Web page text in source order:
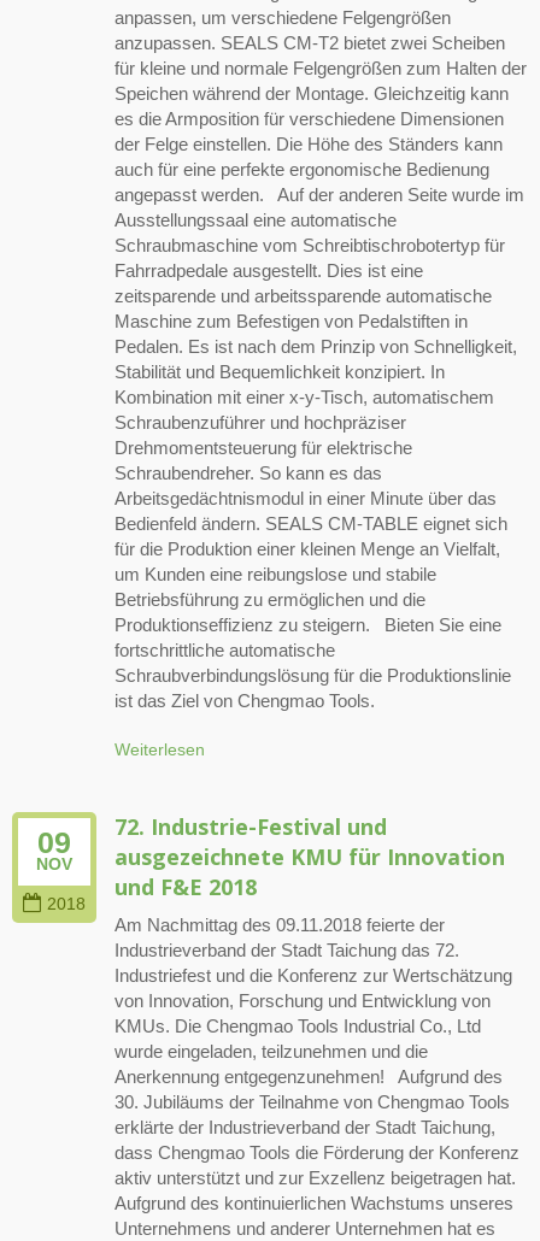
anpassen, um verschiedene Felgengrößen
anzupassen. SEALS CM-T2 bietet zwei Scheiben
für kleine und normale Felgengrößen zum Halten der
Speichen während der Montage. Gleichzeitig kann
es die Armposition für verschiedene Dimensionen
der Felge einstellen. Die Höhe des Ständers kann
auch für eine perfekte ergonomische Bedienung
angepasst werden. Auf der anderen Seite wurde im
Ausstellungssaal eine automatische
Schraubmaschine vom Schreibtischrobotertyp für
Fahrradpedale ausgestellt. Dies ist eine
zeitsparende und arbeitssparende automatische
Maschine zum Befestigen von Pedalstiften in
Pedalen. Es ist nach dem Prinzip von Schnelligkeit,
Stabilität und Bequemlichkeit konzipiert. In
Kombination mit einer x-y-Tisch, automatischem
Schraubenzuführer und hochpräziser
Drehmomentsteuerung für elektrische
Schraubendreher. So kann es das
Arbeitsgedächtnismodul in einer Minute über das
Bedienfeld ändern. SEALS CM-TABLE eignet sich
für die Produktion einer kleinen Menge an Vielfalt,
um Kunden eine reibungslose und stabile
Betriebsführung zu ermöglichen und die
Produktionseffizienz zu steigern. Bieten Sie eine
fortschrittliche automatische
Schraubverbindungslösung für die Produktionslinie
ist das Ziel von Chengmao Tools.
Weiterlesen
09
NOV
2018
72. Industrie-Festival und
ausgezeichnete KMU für Innovation
und F&E 2018
Am Nachmittag des 09.11.2018 feierte der
Industrieverband der Stadt Taichung das 72.
Industriefest und die Konferenz zur Wertschätzung
von Innovation, Forschung und Entwicklung von
KMUs. Die Chengmao Tools Industrial Co., Ltd
wurde eingeladen, teilzunehmen und die
Anerkennung entgegenzunehmen! Aufgrund des
30. Jubiläums der Teilnahme von Chengmao Tools
erklärte der Industrieverband der Stadt Taichung,
dass Chengmao Tools die Förderung der Konferenz
aktiv unterstützt und zur Exzellenz beigetragen hat.
Aufgrund des kontinuierlichen Wachstums unseres
Unternehmens und anderer Unternehmen hat es